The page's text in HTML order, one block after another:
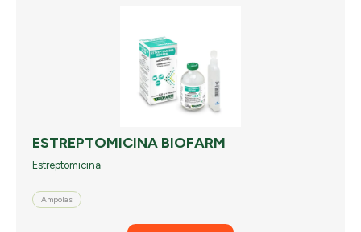
ESTREPTOMICINA BIOFARM
Estreptomicina
Ampolas